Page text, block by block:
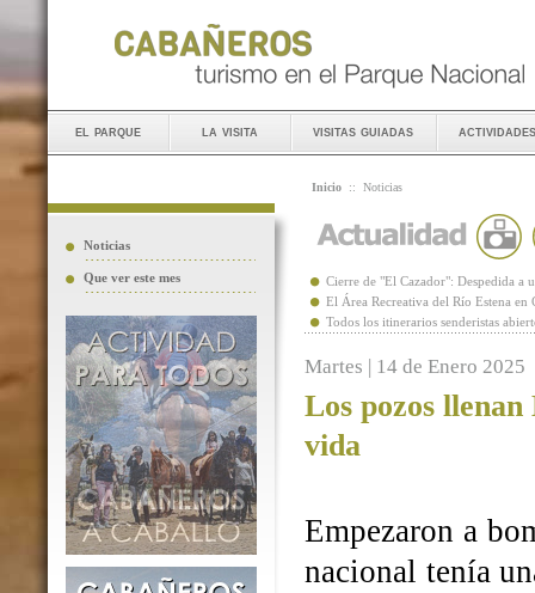
el parque la visita visitas guiadas actividades
Noticias
Que ver este mes
Inicio :: Noticias
Cierre de "El Cazador": Despedida a
El Área Recreativa del Río Estena
Todos los itinerarios senderistas
Martes | 14 de Enero 2025
Los pozos
vida
Empezaron a
nacional tenía